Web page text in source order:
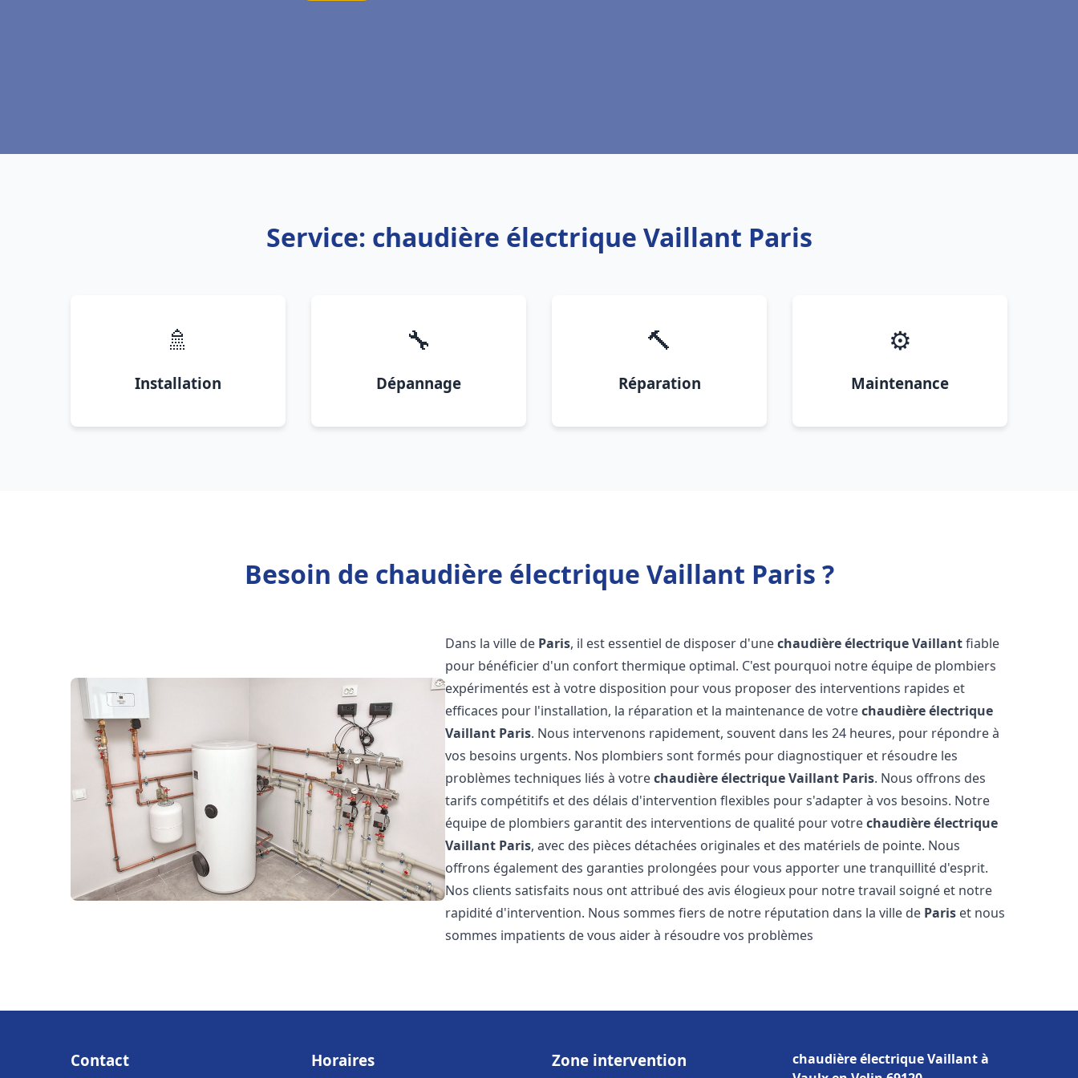
Service: chaudière électrique Vaillant Paris
🚿
Installation
🔧
Dépannage
🔨
Réparation
⚙️
Maintenance
Besoin de chaudière électrique Vaillant Paris ?
Dans la ville de Paris, il est essentiel de disposer d'unechaudière électrique Vaillantfiable
pour bénéficier d'un confort thermique optimal. C'est pourquoi notre équipe de plombiers
expérimentés est à votre disposition pour vous proposer des interventions rapides et
efficaces pour l'installation, la réparation et la maintenance de votrechaudière électrique
Vaillant Paris. Nous intervenons rapidement, souvent dans les 24 heures, pour répondre à
vos besoins urgents. Nos plombiers sont formés pour diagnostiquer et résoudre les
problèmes techniques liés à votrechaudière électrique Vaillant Paris. Nous offrons des
tarifs compétitifs et des délais d'intervention flexibles pour s'adapter à vos besoins. Notre
équipe de plombiers garantit des interventions de qualité pour votrechaudière électrique
Vaillant Paris, avec des pièces détachées originales et des matériels de pointe. Nous
offrons également des garanties prolongées pour vous apporter une tranquillité d'esprit.
Nos clients satisfaits nous ont attribué des avis élogieux pour notre travail soigné et notre
rapidité d'intervention. Nous sommes fiers de notre réputation dans la ville de Paris et nous
sommes impatients de vous aider à résoudre vos problèmes
Contact Horaires Zone intervention
chaudière électrique Vaillant à